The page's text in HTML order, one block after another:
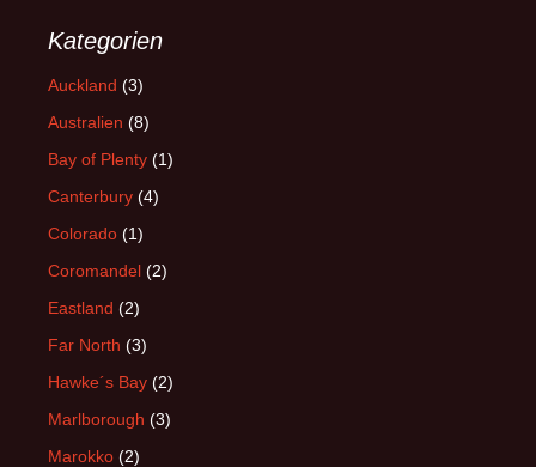
Kategorien
Auckland (3)
Australien (8)
Bay of Plenty (1)
Canterbury (4)
Colorado (1)
Coromandel (2)
Eastland (2)
Far North (3)
Hawke´s Bay (2)
Marlborough (3)
Marokko (2)